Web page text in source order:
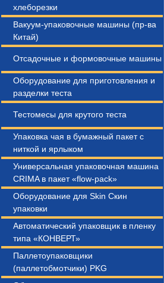
хлеборезки
Вакуум-упаковочные машины (пр-ва
Китай)
Отсадочные и формовочные машины
Оборудование для приготовления и
разделки теста
Тестомесы для крутого теста
Упаковка чая в бумажный пакет с
ниткой и ярлыком
Универсальная упаковочная машина
CRIMA в пакет «flow-pack»
Оборудование для Skin Cкин
упаковки
Автоматический упаковщик в пленку
типа «КОНВЕРТ»
Паллетоупаковщики
(паллетобмотчики) PKG